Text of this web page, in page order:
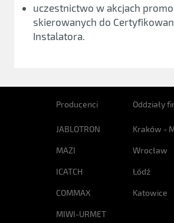
uczestnictwo w akcjach
skierowanych do
Instalatora.
Producenci
JABLOTRON
MAZI
ICATCH
COMMAX
MIWI-URMET
Oddziały
Kraków -
Wrocław
Łódź
Katowice